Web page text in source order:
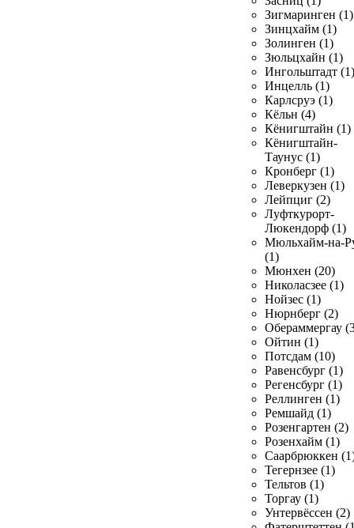
Зигмаринген (1)
Зинцхайм (1)
Золинген (1)
Зюльцхайн (1)
Ингольштадт (1)
Инцелль (1)
Карлсруэ (1)
Кёльн (4)
Кёнигштайн (1)
Кёнигштайн-
Таунус (1)
Кронберг (1)
Леверкузен (1)
Лейпциг (2)
Луфткурорт-
Люкендорф (1)
Мюльхайм-на-
(1)
Мюнхен (20)
Николасзее (1)
Нойзес (1)
Нюрнберг (2)
Обераммергау
Ойтин (1)
Потсдам (10)
Равенсбург (1)
Регенсбург (1)
Реллинген (1)
Ремшайд (1)
Розенгартен (2)
Розенхайм (1)
Саарбрюккен
Тегернзее (1)
Тельтов (1)
Торгау (1)
Унтервёссен (2)